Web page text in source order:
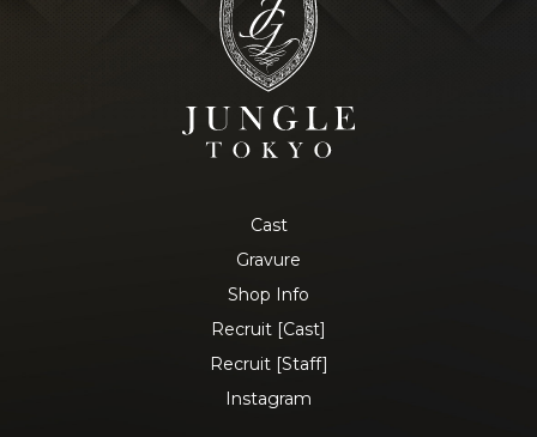
Cast
Gravure
Shop Info
Recruit [Cast]
Recruit [Staff]
Instagram